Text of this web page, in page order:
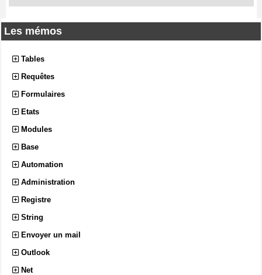
Les mémos
Tables
Requêtes
Formulaires
Etats
Modules
Base
Automation
Administration
Registre
String
Envoyer un mail
Outlook
Net
mrcCode "750" regAdminCode "15" type
fonction VBA, récupérer entre autre les